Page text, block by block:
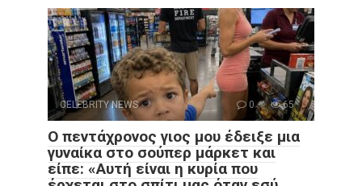
CELEBRITY NEWS 0 65
Ο πεντάχρονος γιος μου έδειξε μια
γυναίκα στο σούπερ μάρκετ και
είπε: «Αυτή είναι η κυρία που